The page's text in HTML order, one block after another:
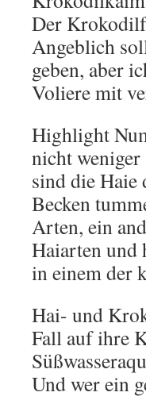
Der
Angeblich
geben, aber
Voliere mit
Highlight
nicht
sind die
Becken
Arten, ein
Haiarten und
in einem der
Hai- und
Fall auf ihre
Und wer ein